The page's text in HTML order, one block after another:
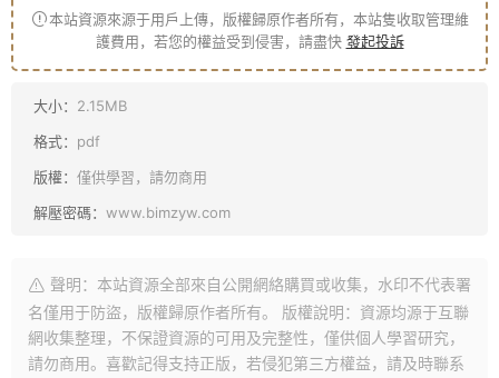
本站資源來源于用戶上傳，版權歸原作者所有，本站隻收取管理維
護費用，若您的權益受到侵害，請盡快 發起投訴
大小： 2.15MB
格式： pdf
版權： 僅供學習，請勿商用
解壓密碼： www.bimzyw.com
聲明：本站資源全部來自公開網絡購買或收集，水印不代表署
名僅用于防盜，版權歸原作者所有。 版權說明：資源均源于互聯
網收集整理，不保證資源的可用及完整性，僅供個人學習研究，
請勿商用。喜歡記得支持正版，若侵犯第三方權益，請及時聯系